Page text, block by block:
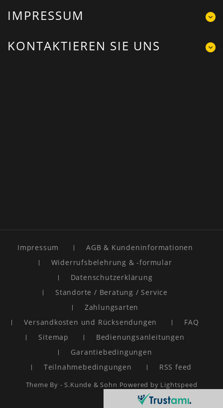
IMPRESSUM
KONTAKTIEREN SIE UNS
Impressum
AGB & Kundeninformationen
Widerrufsbelehrung & -formular
Datenschutzerklärung
Standorte / Beratung / Service
Zahlungsarten
Versandkosten und Rücksendungen
FAQ
Sitemap
Bedienungsanleitungen
Garantiebedingungen
Teilnahmebedingungen
RSS feed
Theme By -S.Kunde & Sohn Powered by Lightspeed